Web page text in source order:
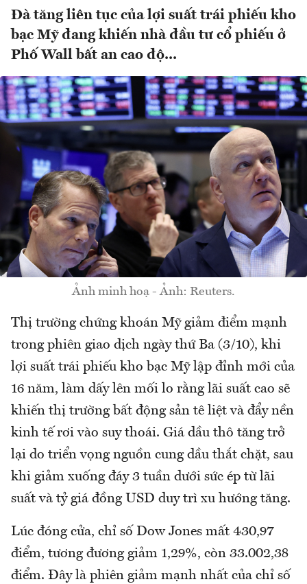
Đà tăng liên tục của lợi suất trái phiếu kho
bạc Mỹ đang khiến nhà đầu tư cổ phiếu ở
Phố Wall bất an cao độ...
Ảnh minh hoạ - Ảnh: Reuters.
Thị trường chứng khoán Mỹ giảm điểm mạnh
trong phiên giao dịch ngày thứ Ba (3/10), khi
lợi suất trái phiếu kho bạc Mỹ lập đỉnh mới của
16 năm, làm dấy lên mối lo rằng lãi suất cao sẽ
khiến thị trường bất động sản tê liệt và đẩy nền
kinh tế rơi vào suy thoái. Giá dầu thô tăng trở
lại do triển vọng nguồn cung dầu thắt chặt, sau
khi giảm xuống đáy 3 tuần dưới sức ép từ lãi
suất và tỷ giá đồng USD duy trì xu hướng tăng.
Lúc đóng cửa, chỉ số Dow Jones mất 430,97
điểm, tương đương giảm 1,29%, còn 33.002,38
điểm. Đây là phiên giảm mạnh nhất của chỉ số